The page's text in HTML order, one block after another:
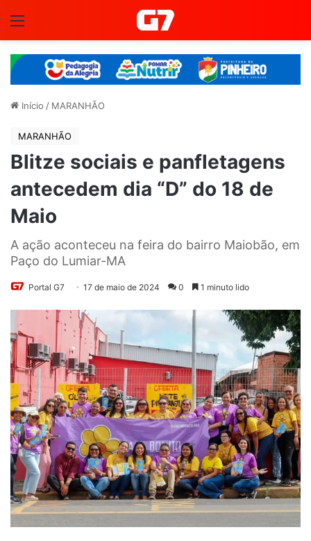
Início / MARANHÃO
MARANHÃO
Blitze sociais e panfletagens
antecedem dia “D” do 18 de
Maio
A ação aconteceu na feira do bairro Maiobão, em
Paço do Lumiar-MA
Portal G7 17 de maio de 2024 0 1 minuto lido